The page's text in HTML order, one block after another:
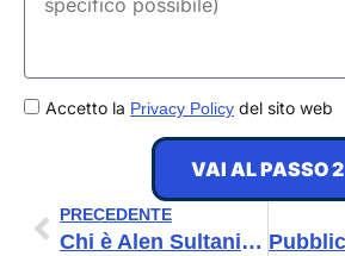
GDPRAccetto la Privacy Policy del sito web
VAI AL PASSO 2
Precedente
PRECEDENTE
Chi è Alen Sultanic: il copywriter che insegna ai guru del marketing